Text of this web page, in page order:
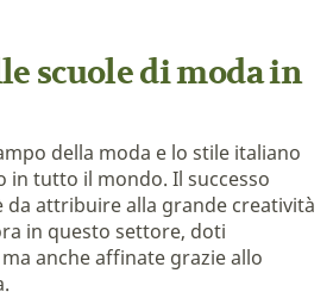
scuole di moda in
della moda e lo stile italiano
in tutto il mondo. Il successo
da attribuire alla grande creatività
in questo settore, doti
anche affinate grazie allo